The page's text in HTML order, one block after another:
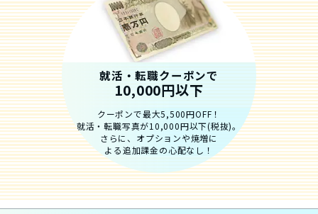
就活・転職クーポンで
10,000円以下
クーポンで最大5,500円OFF！
就活・転職写真が10,000円以下(税抜)。
さらに、オプションや焼増に
よる追加課金の心配なし！